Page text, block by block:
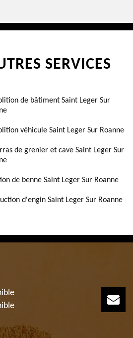
SERVICES
de bâtiment Saint Leger Sur
véhicule Saint Leger Sur Roanne
de grenier et cave Saint Leger Sur
de benne Saint Leger Sur Roanne
d'engin Saint Leger Sur Roanne